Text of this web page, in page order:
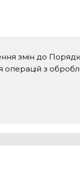
змін до
операцій з